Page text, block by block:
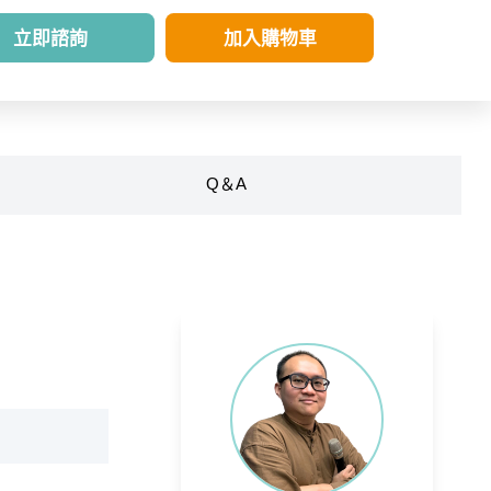
立即諮詢 加入購物車
Q＆A